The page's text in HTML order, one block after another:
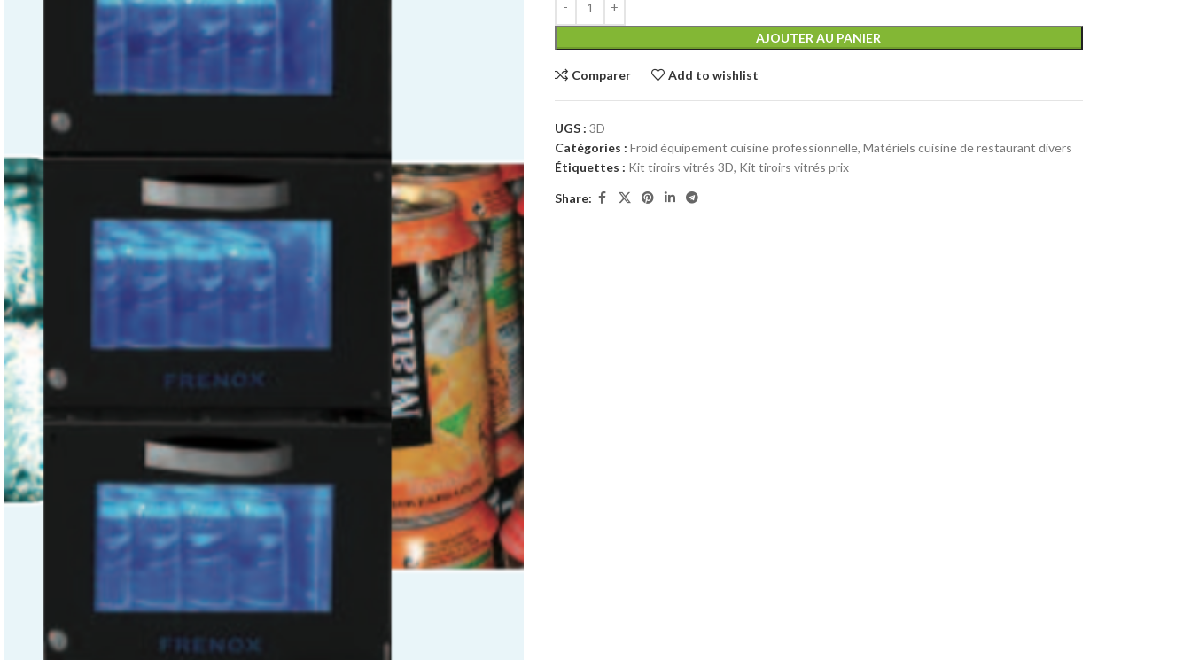
AJOUTER AU PANIER
Comparer Add to wishlist
UGS : 3D
Catégories : Froid équipement cuisine professionnelle, Matériels cuisine de restaurant divers
Étiquettes : Kit tiroirs vitrés 3D, Kit tiroirs vitrés prix
Share: